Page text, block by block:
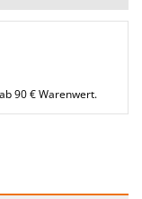
90 € Warenwert.